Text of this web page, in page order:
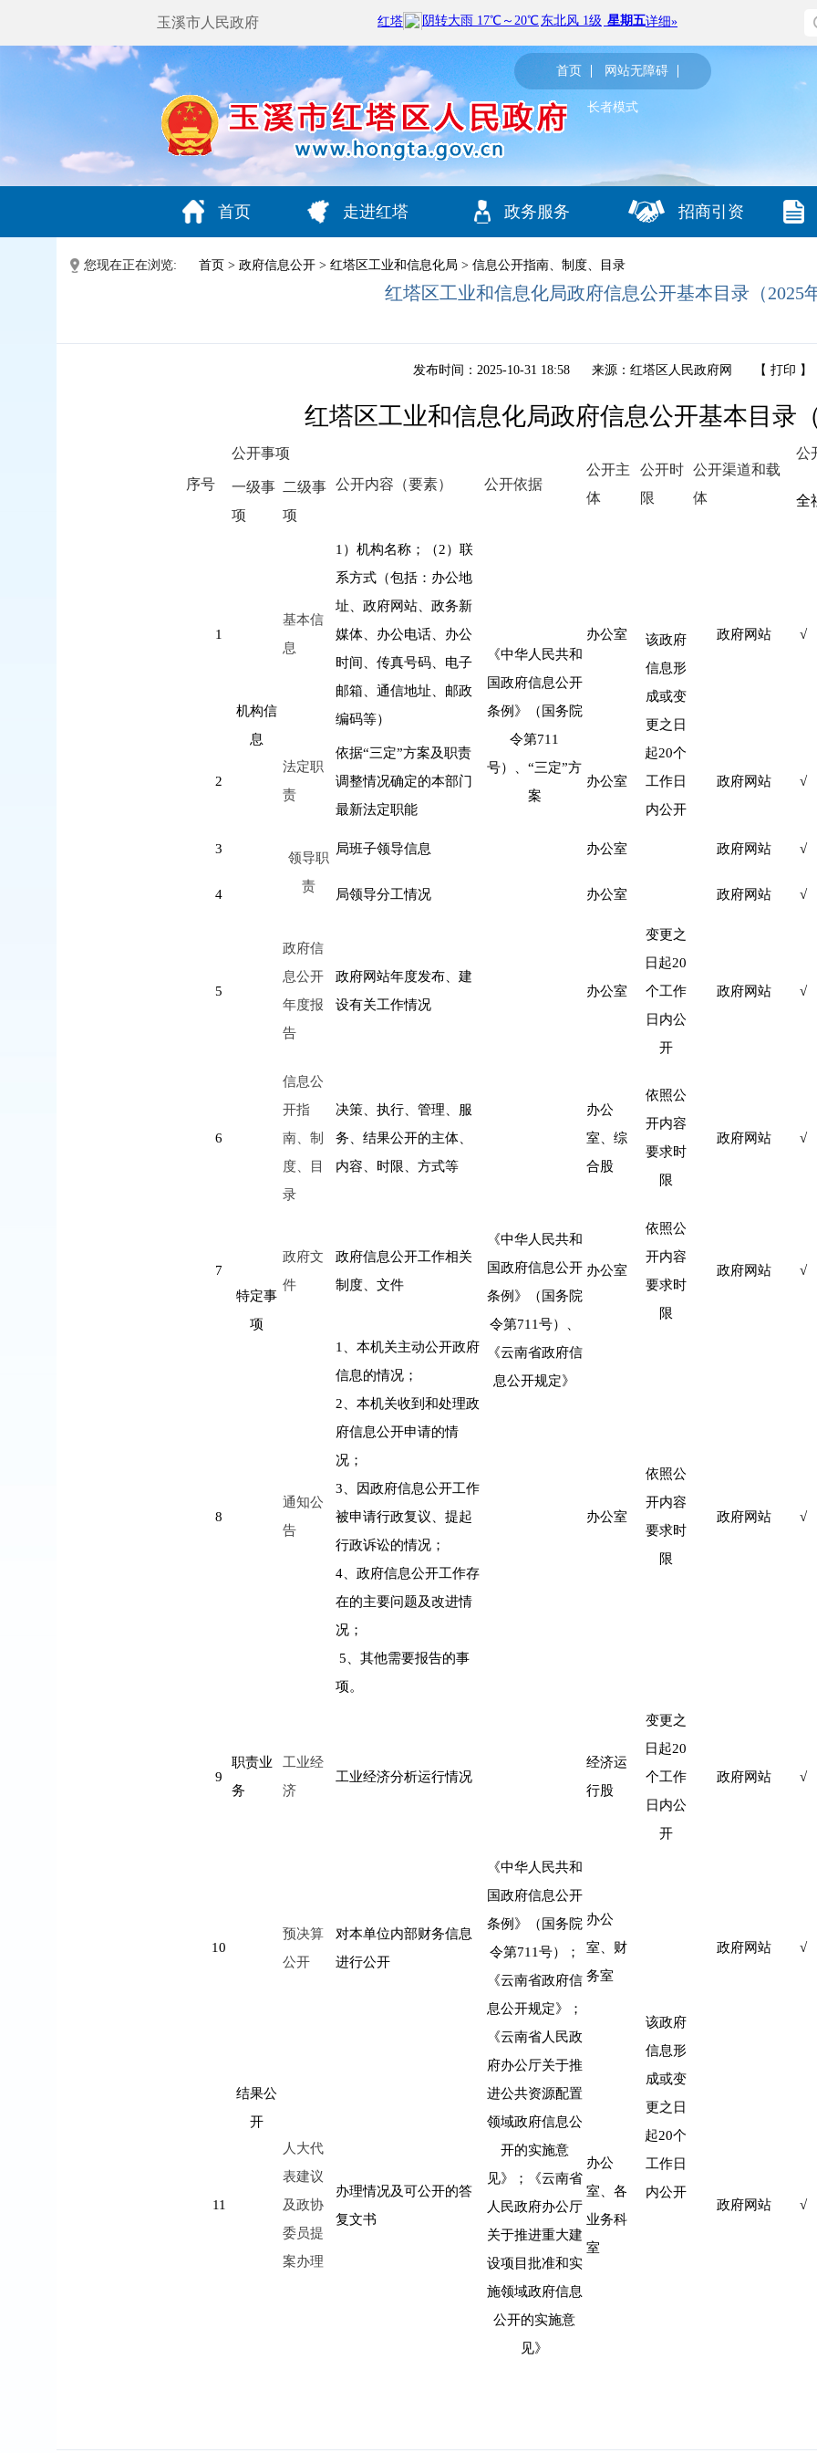
玉溪市人民政府
首页 网站无障碍
长者模式
首页 走进红塔 政务服务 招商引资
您现在正在浏览: 首页 > 政府信息公开 > 红塔区工业和信息化局 > 信息公开指南、制度、目录
红塔区工业和信息化局政府信息公开基本目录（2025
发布时间：2025-10-31 18:58 来源：红塔区人民政府网 【 打印 】
红塔区工业和信息化局政府信息公开基本目录
序号
公开事项
公开内容（要素）
公开依据
公开主
体
公开时
限
公开渠道和载
体
公
一级事
项
二级事
项
全
1
机构信
息
基本信
息
1 ）机构名称；（2）联
系方式（包括：办公地
址、政府网站、政务新
媒体、办公电话、办公
时间、传真号码、电子
邮箱、通信地址、邮政
编码等）
《中华人民共和
国政府信息公开
条例》（国务院
令第711
号）、 “三定”方
案
办公室
该政府
信息形
成或变
更之日
起20个
工作日
内公开
政府网站 √
2
法定职
责
依据“三定”方案及职责
调整情况确定的本部门
最新法定职能
办公室 政府网站 √
3
领导职
责
局班子领导信息 办公室 政府网站 √
4 局领导分工情况 办公室 政府网站 √
5
特定事
项
政府信
息公开
年度报
告
政府网站年度发布、建
设有关工作情况
《中华人民共和
国政府信息公开
条例》（国务院
令第711号）、
《云南省政府信
息公开规定》
办公室
变更之
日起20
个工作
日内公
开
政府网站 √
6
信息公
开指
南、制
度、目
录
决策、执行、管理、服
务、结果公开的主体、
内容、时限、方式等
办公
室、综
合股
依照公
开内容
要求时
限
政府网站 √
7
政府文
件
政府信息公开工作相关
制度、文件
办公室
依照公
开内容
要求时
限
政府网站 √
8
通知公
告
1
、本机关主动公开政府
信息的情况；
2 、本机关收到和处理政
府信息公开申请的情
况；
3 、因政府信息公开工作
被申请行政复议、提起
行政诉讼的情况；
4 、政府信息公开工作存
在的主要问题及改进情
况；
5 、其他需要报告的事
项。
办公室
依照公
开内容
要求时
限
政府网站 √
9
职责业
务
工业经
济
工业经济分析运行情况
经济运
行股
变更之
日起20
个工作
日内公
开
政府网站 √
10
结果公
开
预决算
公开
对本单位内部财务信息
进行公开
《中华人民共和
国政府信息公开
条例》（国务院
令第711号）；
《云南省政府信
息公开规定》；
《云南省人民政
府办公厅关于推
进公共资源配置
领域政府信息公
开的实施意
见》；《云南省
人民政府办公厅
关于推进重大建
设项目批准和实
施领域政府信息
公开的实施意
见》
办公
室、财
务室
该政府
信息形
成或变
更之日
起20个
工作日
内公开
政府网站 √
11
人大代
表建议
及政协
委员提
案办理
办理情况及可公开的答
复文书
办公
室、各
业务科
室
政府网站 √